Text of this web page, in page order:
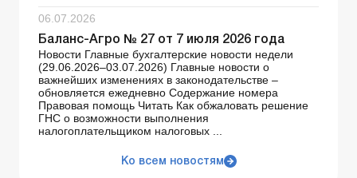
06.07.2026
Баланс-Агро № 27 от 7 июля 2026 года
Новости Главные бухгалтерские новости недели
(29.06.2026–03.07.2026) Главные новости о
важнейших изменениях в законодательстве –
обновляется ежедневно Содержание номера
Правовая помощь Читать Как обжаловать решение
ГНС о возможности выполнения
налогоплательщиком налоговых ...
Ко всем новостям